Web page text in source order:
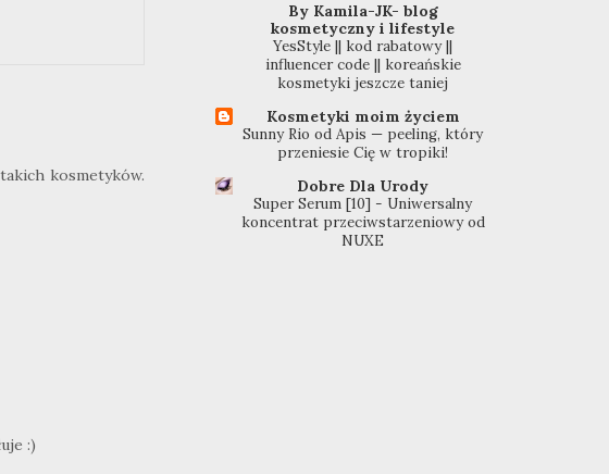
kosmetyków.
:)
By Kamila-JK- blog
kosmetyczny i lifestyle
YesStyle || kod rabatowy ||
influencer code || koreańskie
kosmetyki jeszcze taniej
Kosmetyki moim życiem
Sunny Rio od Apis — peeling, który
przeniesie Cię w tropiki!
Dobre Dla Urody
Super Serum [10] - Uniwersalny
koncentrat przeciwstarzeniowy od
NUXE